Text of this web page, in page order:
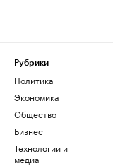
Рубрики
Политика
Экономика
Общество
Бизнес
Технологии и
медиа